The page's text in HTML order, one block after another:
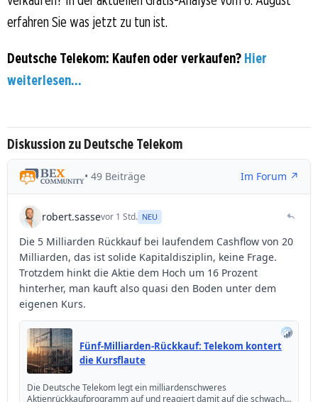
erfahren Sie was jetzt zu tun ist.
Deutsche Telekom: Kaufen oder verkaufen? Hier
weiterlesen...
Diskussion zu Deutsche Telekom